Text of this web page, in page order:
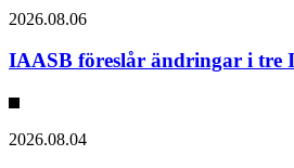
2026.08.06
IAASB föreslår ändringar i tre
2026.08.04